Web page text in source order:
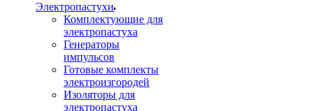
Электропастухи
Комплектующие для
электропастуха
Генераторы
импульсов
Готовые комплекты
электроизгородей
Изоляторы для
электропастуха